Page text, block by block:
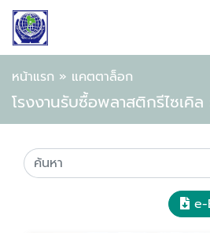
หน้าแรก » แคตตาล็อก
โรงงานรับซื้อพลาสติกรีไซเคิ
e-